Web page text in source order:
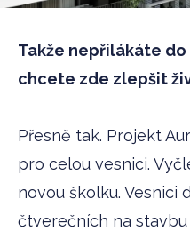
Takže nepřilákáte
chcete zde zlepšit
Přesně tak. Projekt
pro celou vesnici.
novou školku. Vesnici
čtverečních na